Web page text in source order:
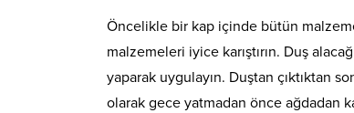
Öncelikle bir kap içinde bütün
malzemeleri iyice karıştırın. Duş
yaparak uygulayın. Duştan çıktıktan
olarak gece yatmadan önce ağdadan